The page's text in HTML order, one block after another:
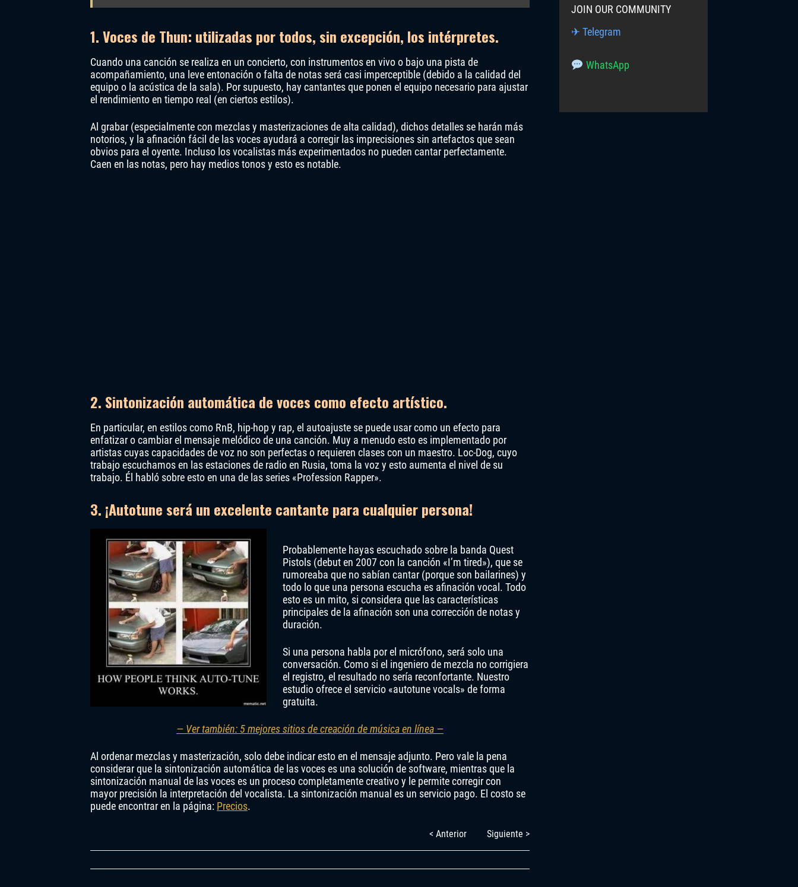
1. Voces de Thun: utilizadas por todos, sin excepción, los intérpretes.
Cuando una canción se realiza en un concierto, con instrumentos en vivo o bajo una pista de
acompañamiento, una leve entonación o falta de notas será casi imperceptible (debido a la calidad del
equipo o la acústica de la sala). Por supuesto, hay cantantes que ponen el equipo necesario para ajustar
el rendimiento en tiempo real (en ciertos estilos).
Al grabar (especialmente con mezclas y masterizaciones de alta calidad), dichos detalles se harán más
notorios, y la afinación fácil de las voces ayudará a corregir las imprecisiones sin artefactos que sean
obvios para el oyente. Incluso los vocalistas más experimentados no pueden cantar perfectamente.
Caen en las notas, pero hay medios tonos y esto es notable.
2. Sintonización automática de voces como efecto artístico.
En particular, en estilos como RnB, hip-hop y rap, el autoajuste se puede usar como un efecto para
enfatizar o cambiar el mensaje melódico de una canción. Muy a menudo esto es implementado por
artistas cuyas capacidades de voz no son perfectas o requieren clases con un maestro. Loc-Dog, cuyo
trabajo escuchamos en las estaciones de radio en Rusia, toma la voz y esto aumenta el nivel de su
trabajo. Él habló sobre esto en una de las series «Profession Rapper».
3. ¡Autotune será un excelente cantante para cualquier persona!
Probablemente hayas escuchado sobre la banda Quest
Pistols (debut en 2007 con la canción «I’m tired»), que se
rumoreaba que no sabían cantar (porque son bailarines) y
todo lo que una persona escucha es afinación vocal. Todo
esto es un mito, si considera que las características
principales de la afinación son una corrección de notas y
duración.
Si una persona habla por el micrófono, será solo una
conversación. Como si el ingeniero de mezcla no corrigiera
el registro, el resultado no sería reconfortante. Nuestro
estudio ofrece el servicio «autotune vocals» de forma
gratuita.
— Ver también: 5 mejores sitios de creación de música en línea —
Al ordenar mezclas y masterización, solo debe indicar esto en el mensaje adjunto. Pero vale la pena
considerar que la sintonización automática de las voces es una solución de software, mientras que la
sintonización manual de las voces es un proceso completamente creativo y le permite corregir con
mayor precisión la interpretación del vocalista. La sintonización manual es un servicio pago. El costo se
puede encontrar en la página: Precios.
< Anterior Siguiente >
JOIN OUR COMMUNITY
✈ Telegram
WhatsApp